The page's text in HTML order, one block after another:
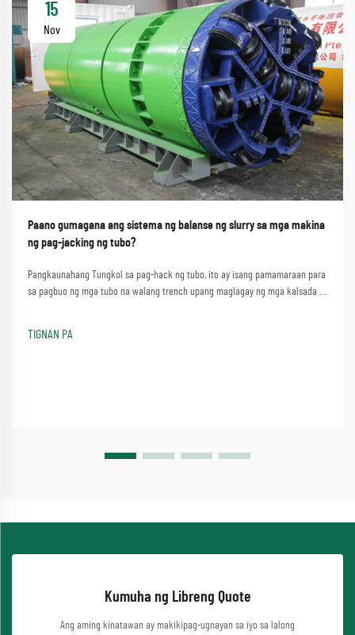
15
Nov
Paano gumagana ang sistema ng balanse ng slurry sa mga makina
ng pag-jacking ng tubo?
Pangkaunahang Tungkol sa pag-hack ng tubo, ito ay isang pamamaraan para
sa pagbuo ng mga tubo na walang trench upang maglagay ng mga kalsada o
isang makina ng pag-jacking ng tubo...
TIGNAN PA
Kumuha ng Libreng Quote
Ang aming kinatawan ay makikipag-ugnayan sa iyo sa lalong